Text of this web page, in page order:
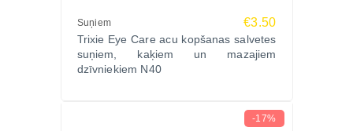
Suņiem €3.50
Trixie Eye Care acu kopšanas salvetes
suņiem, kaķiem un mazajiem
dzīvniekiem N40
-17%